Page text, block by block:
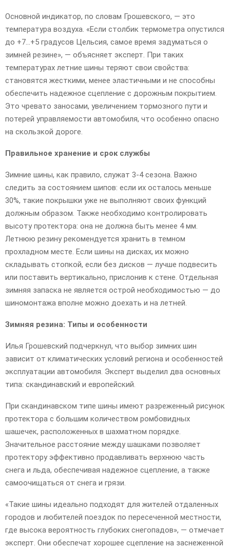
Основной индикатор, по словам Грошевского, — это
температура воздуха. «Если столбик термометра опустился
до +7…+5 градусов Цельсия, самое время задуматься о
зимней резине», — объясняет эксперт. При таких
температурах летние шины теряют свои свойства:
становятся жесткими, менее эластичными и не способны
обеспечить надежное сцепление с дорожным покрытием.
Это чревато заносами, увеличением тормозного пути и
потерей управляемости автомобиля, что особенно опасно
на скользкой дороге.
Правильное хранение и срок службы
Зимние шины, как правило, служат 3-4 сезона. Важно
следить за состоянием шипов: если их осталось меньше
30%, такие покрышки уже не выполняют своих функций
должным образом. Также необходимо контролировать
высоту протектора: она не должна быть менее 4 мм.
Летнюю резину рекомендуется хранить в темном
прохладном месте. Если шины на дисках, их можно
складывать стопкой, если без дисков — лучше подвесить
или поставить вертикально, прислонив к стене. Отдельная
зимняя запаска не является острой необходимостью — до
шиномонтажа вполне можно доехать и на летней.
Зимняя резина: Типы и особенности
Илья Грошевский подчеркнул, что выбор зимних шин
зависит от климатических условий региона и особенностей
эксплуатации автомобиля. Эксперт выделил два основных
типа: скандинавский и европейский.
При скандинавском типе шины имеют разреженный рисунок
протектора с большим количеством ромбовидных
шашечек, расположенных в шахматном порядке.
Значительное расстояние между шашками позволяет
протектору эффективно продавливать верхнюю часть
снега и льда, обеспечивая надежное сцепление, а также
самоочищаться от снега и грязи.
«Такие шины идеально подходят для жителей отдаленных
городов и любителей поездок по пересеченной местности,
где высока вероятность глубоких снегопадов», — отмечает
эксперт. Они обеспечат хорошее сцепление на заснеженной